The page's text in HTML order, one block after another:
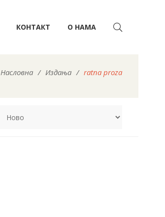
КОНТАКТ О НАМА
Насловна / Издања / ratna proza